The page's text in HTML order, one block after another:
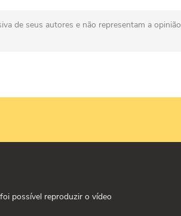
de seus autores e não representam a
possível reproduzir o vídeo